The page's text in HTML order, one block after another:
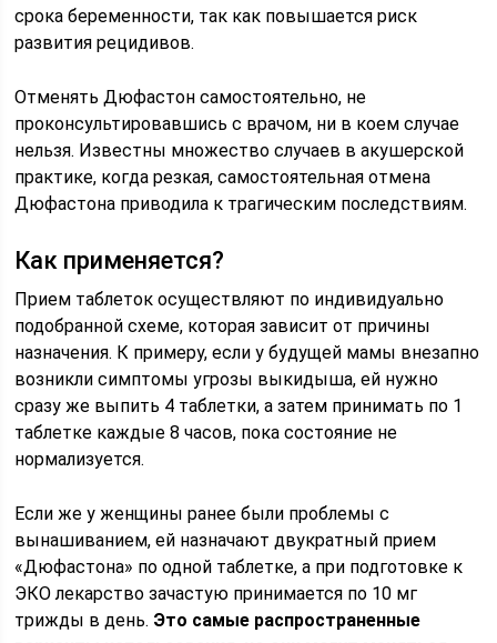
срока беременности, так как повышается риск
развития рецидивов.
Отменять Дюфастон самостоятельно, не
проконсультировавшись с врачом, ни в коем случае
нельзя. Известны множество случаев в акушерской
практике, когда резкая, самостоятельная отмена
Дюфастона приводила к трагическим последствиям.
Как применяется?
Прием таблеток осуществляют по индивидуально
подобранной схеме, которая зависит от причины
назначения. К примеру, если у будущей мамы внезапно
возникли симптомы угрозы выкидыша, ей нужно
сразу же выпить 4 таблетки, а затем принимать по 1
таблетке каждые 8 часов, пока состояние не
нормализуется.
Если же у женщины ранее были проблемы с
вынашиванием, ей назначают двукратный прием
«Дюфастона» по одной таблетке, а при подготовке к
ЭКО лекарство зачастую принимается по 10 мг
трижды в день. Это самые распространенные